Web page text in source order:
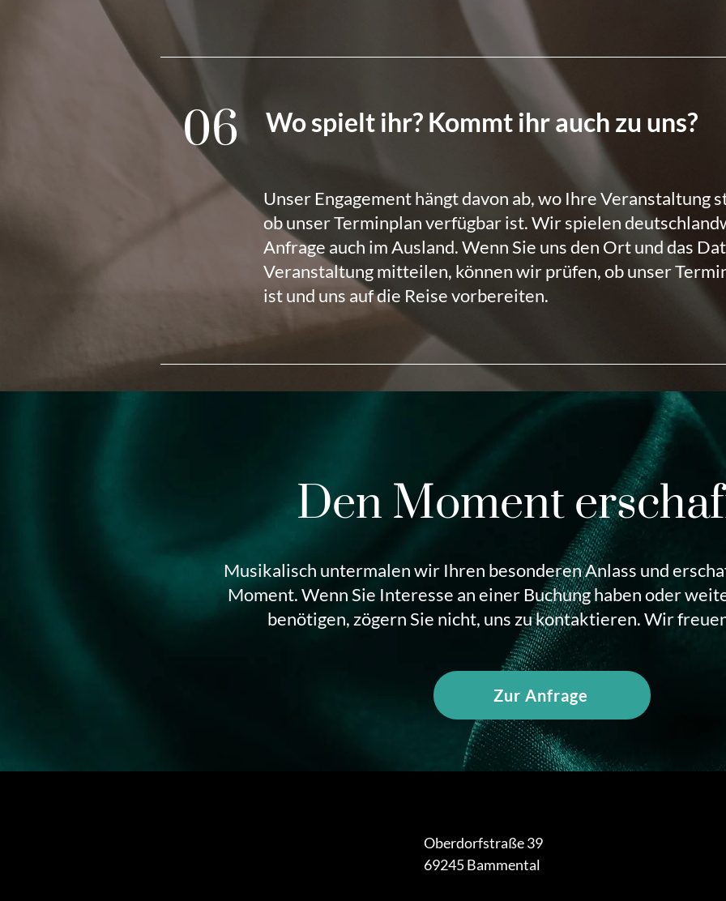
06 Wo spielt ihr? Kommt ihr auch zu uns?
Unser Engagement hängt davon ab, wo Ihre Veranstaltung
ob unser Terminplan verfügbar ist.Wir spielen
Anfrage auch im Ausland.Wenn Sie uns den Ort und das
Veranstaltung mitteilen, können wir prüfen, ob unser
ist und uns auf die Reise vorbereiten.
Den Moment
Musikalisch untermalen wir Ihren besonderen Anlass und
Moment. Wenn Sie Interesse an einer Buchung haben oder
benötigen, zögern Sie nicht, uns zu kontaktieren. Wir
Zur Anfrage
Oberdorfstraße 39
69245 Bammental